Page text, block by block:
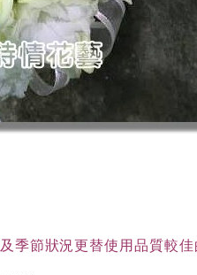
季節狀況更替使用品質較佳